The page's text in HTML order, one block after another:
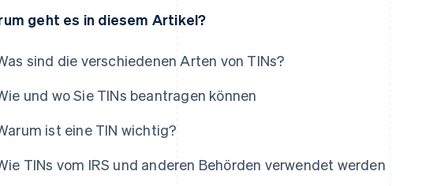
geht es in diesem Artikel?
sind die verschiedenen Arten von TINs?
und wo Sie TINs beantragen können
ist eine TIN wichtig?
TINs vom IRS und anderen Behörden verwendet werden